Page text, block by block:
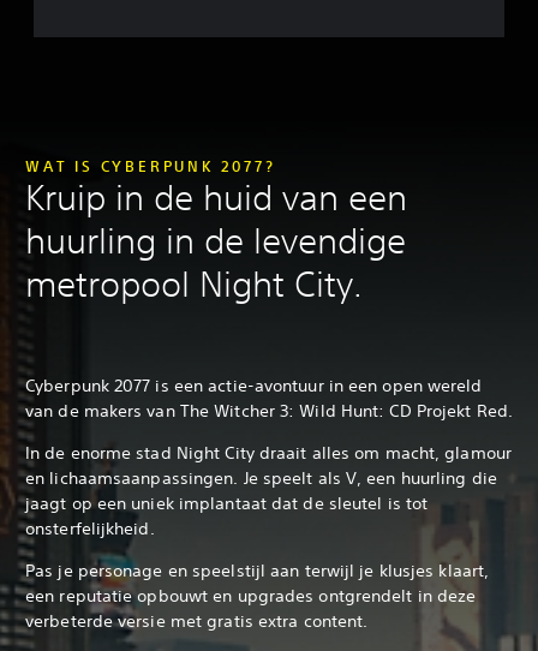
WAT IS CYBERPUNK 2077?
Kruip in de huid van een
huurling in de levendige
metropool Night City.
Cyberpunk 2077 is een actie-avontuur in een open wereld
van de makers van The Witcher 3: Wild Hunt: CD Projekt Red.
In de enorme stad Night City draait alles om macht, glamour
en lichaamsaanpassingen. Je speelt als V, een huurling die
jaagt op een uniek implantaat dat de sleutel is tot
onsterfelijkheid.
Pas je personage en speelstijl aan terwijl je klusjes klaart,
een reputatie opbouwt en upgrades ontgrendelt in deze
verbeterde versie met gratis extra content.